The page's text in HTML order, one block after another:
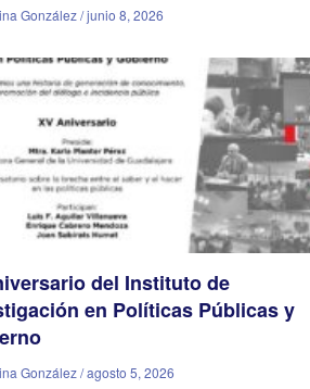
González / junio 8, 2026
del Instituto de
en Políticas Públicas y
González / agosto 5, 2026